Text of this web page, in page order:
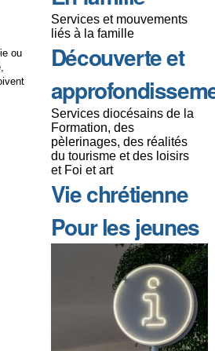
ou
Services et mouvements
liés à la famille
Découverte et
Services diocésains de la
Formation, des
pèlerinages, des réalités
du tourisme et des loisirs
et Foi et art
Vie chrétienne
Pour les jeunes